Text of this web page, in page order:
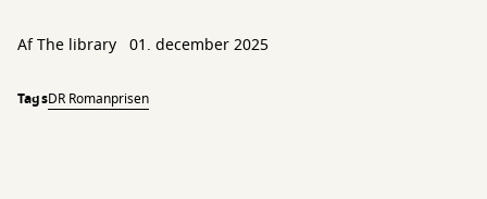
Af The library 01. december 2025
TagsDR Romanprisen